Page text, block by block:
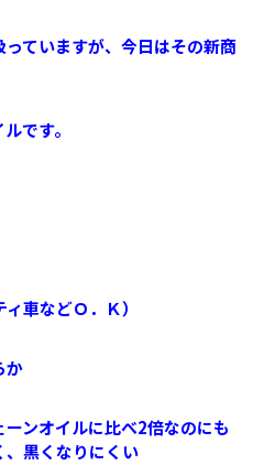
ていますが、今日はその新商
です。
車などＯ．Ｋ）
か
ンオイルに比べ2倍なのにも
、黒くなりにくい